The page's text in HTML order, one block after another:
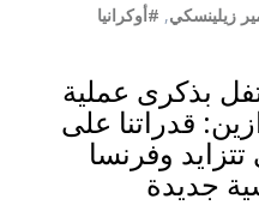
زيلينسكي, #أوكرانيا
بذكرى عملية
قدراتنا على
وفرنسا
جديدة